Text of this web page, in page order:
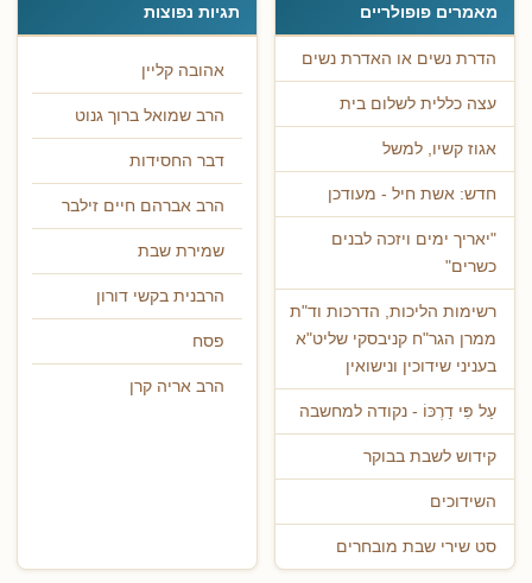
מאמרים פופולריים
הדרת נשים או האדרת נשים
עצה כללית לשלום בית
אגוז קשיו, למשל
חדש: אשת חיל - מעודכן
"יאריך ימים ויזכה לבנים
כשרים"
רשימות הליכות, הדרכות וד"ת
ממרן הגר"ח קניבסקי שליט"א
בעניני שידוכין ונישואין
עַל פִּי דַרְכּוֹ - נקודה למחשבה
קידוש לשבת בבוקר
השידוכים
סט שירי שבת מובחרים
תגיות נפוצות
אהובה קליין
הרב שמואל ברוך גנוט
דבר החסידות
הרב אברהם חיים זילבר
שמירת שבת
הרבנית בקשי דורון
פסח
הרב אריה קרן